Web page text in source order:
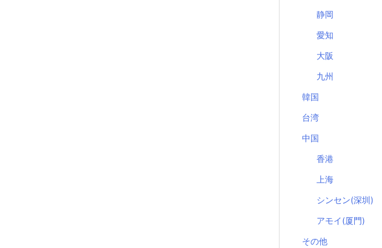
静岡
愛知
大阪
九州
韓国
台湾
中国
香港
上海
シンセン(深圳)
アモイ(厦門)
その他